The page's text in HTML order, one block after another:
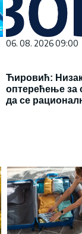
06. 08. 2026 09:00
Ћировић: Низак
оптерећење за
да се